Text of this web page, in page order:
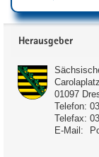
Service
Herausgeber
01097
Telefon:
Telefax:
E-Mail: